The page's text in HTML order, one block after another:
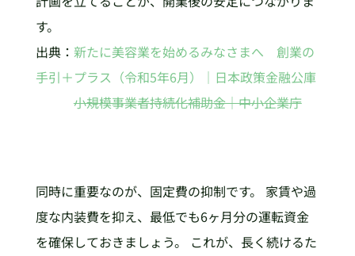
す。
出典： 新たに美容業を始めるみなさまへ 創業の
手引＋プラス（令和5年6月）｜日本政策金融公庫
小規模事業者持続化補助金｜中小企業庁
同時に重要なのが、固定費の抑制です。 家賃や過
度な内装費を抑え、最低でも6ヶ月分の運転資金
を確保しておきましょう。 これが、長く続けるた